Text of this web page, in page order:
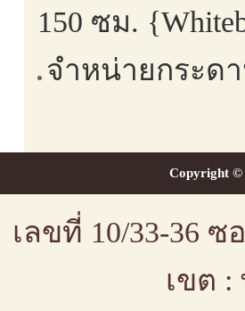
150 ซม.
จำหน่ายกระด
Copyright ©
ลขที่ 10/33-36
เขต :